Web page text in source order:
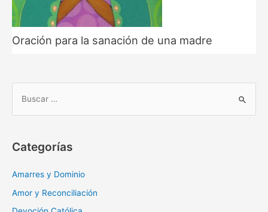
Oración para la sanación de una madre
r
Categorías
Amarres y Dominio
Amor y Reconciliación